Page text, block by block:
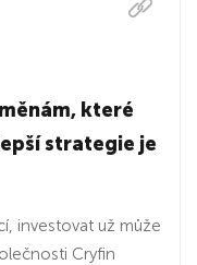
které
strategie je
investovat už může
Cryfin